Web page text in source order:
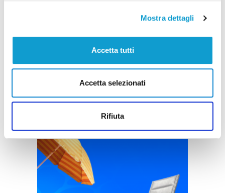
Mostra dettagli
Accetta tutti
Accetta selezionati
Rifiuta